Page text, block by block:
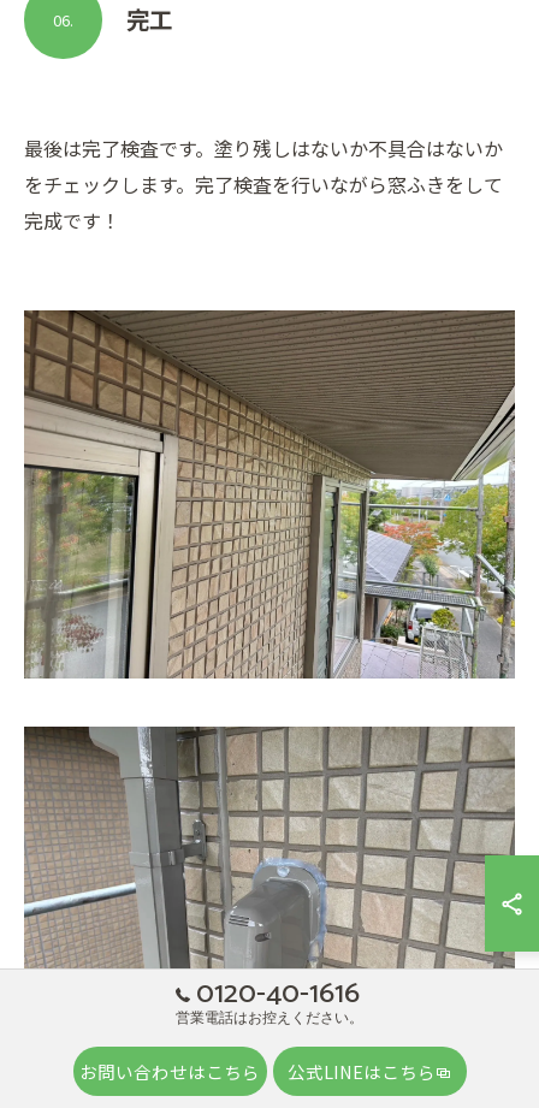
完工
06.
最後は完了検査です。塗り残しはないか不具合はないか
をチェックします。完了検査を行いながら窓ふきをして
完成です！
0120-40-1616
営業電話はお控えください。
お問い合わせはこちら 公式LINEはこちら